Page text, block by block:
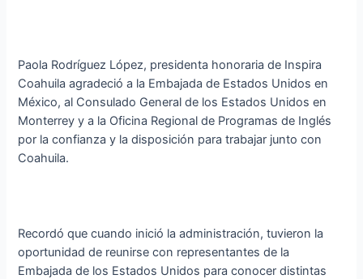
Paola Rodríguez López, presidenta honoraria de Inspira
Coahuila agradeció a la Embajada de Estados Unidos en
México, al Consulado General de los Estados Unidos en
Monterrey y a la Oficina Regional de Programas de Inglés
por la confianza y la disposición para trabajar junto con
Coahuila.
Recordó que cuando inició la administración, tuvieron la
oportunidad de reunirse con representantes de la
Embajada de los Estados Unidos para conocer distintas